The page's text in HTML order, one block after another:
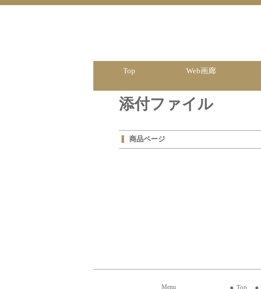
Top Web画廊
添付ファイル
商品ページ
Menu Top